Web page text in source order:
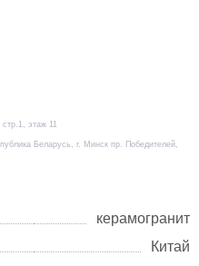
этаж 11
Беларусь, г. Минск пр. Победителей,
керамогранит
Китай